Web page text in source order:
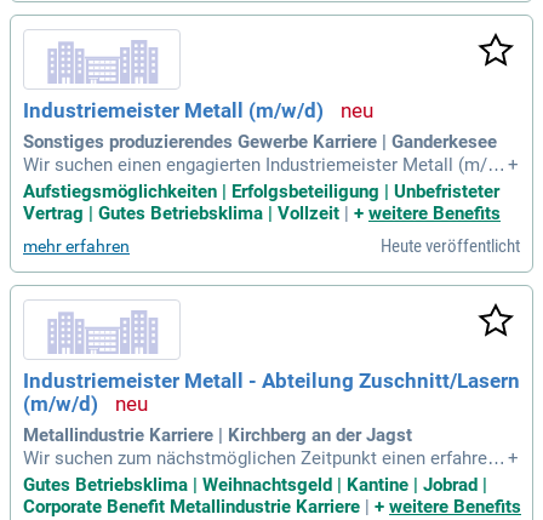
Industriemeister Metall (m/w/d)
Sonstiges produzierendes Gewerbe Karriere | Ganderkesee
Wir suchen einen engagierten Industriemeister Metall (m/w/
d), der den monotonen Arbeitsalltag hinter sich lassen möc
hte. In einem dynamischen Markt bieten wir kreative Köpfe,
die bereit sind, Verantwortung zu übernehmen, spannende H
erausforderungen. Ihre Aufgaben umfassen die Planung und
Organisation der Rollformprozesse sowie die eigenverantw
ortliche Fehlerbehebung an Maschinen und Anlagen. Sie hab
en die Möglichkeit, durch täglichen Austausch Ideen schnell
umzusetzen und Innovationen voranzutreiben. Zudem sind S
ie für die Planung und Durchführung von Neubauten sowie di
e Optimierung bestehender Produktionsanlagen zuständig.
Bewerben Sie sich jetzt und gestalten Sie die Zukunft mit un
s!
+
Aufstiegsmöglichkeiten | Erfolgsbeteiligung | Unbefristeter
Vertrag | Gutes Betriebsklima | Vollzeit | + weitere Benefits
mehr erfahren Heute veröffentlicht
Industriemeister Metall - Abteilung Zuschnitt/Lasern
(m/w/d)
Metallindustrie Karriere | Kirchberg an der Jagst
Wir suchen zum nächstmöglichen Zeitpunkt einen erfahrene
n Industriemeister Metall (m/w/d) für die Abteilung Zuschnit
t/Lasern. In dieser Schlüsselposition verantworten Sie den r
+
Gutes Betriebsklima | Weihnachtsgeld | Kantine | Jobrad |
Corporate Benefit Metallindustrie Karriere
+ weitere Benefits